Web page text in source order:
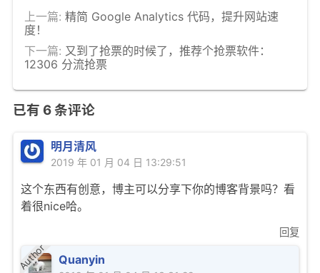
上一篇: 精简 Google Analytics 代码，提升网站速
度！
下一篇: 又到了抢票的时候了，推荐个抢票软件：
12306 分流抢票
已有 6条评论
明月清风
2019 年 01 月 04 日 13:29:51
这个东西有创意，博主可以分享下你的博客背景吗？看
着很nice哈。
回复
Quanyin
Author